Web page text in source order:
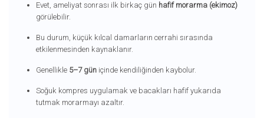
Evet, ameliyat sonrası ilk birkaç gün hafif morarma (ekimoz)
görülebilir.
Bu durum, küçük kılcal damarların cerrahi sırasında
etkilenmesinden kaynaklanır.
Genellikle 5–7 güniçinde kendiliğinden kaybolur.
Soğuk kompres uygulamak ve bacakları hafif yukarıda
tutmak morarmayı azaltır.